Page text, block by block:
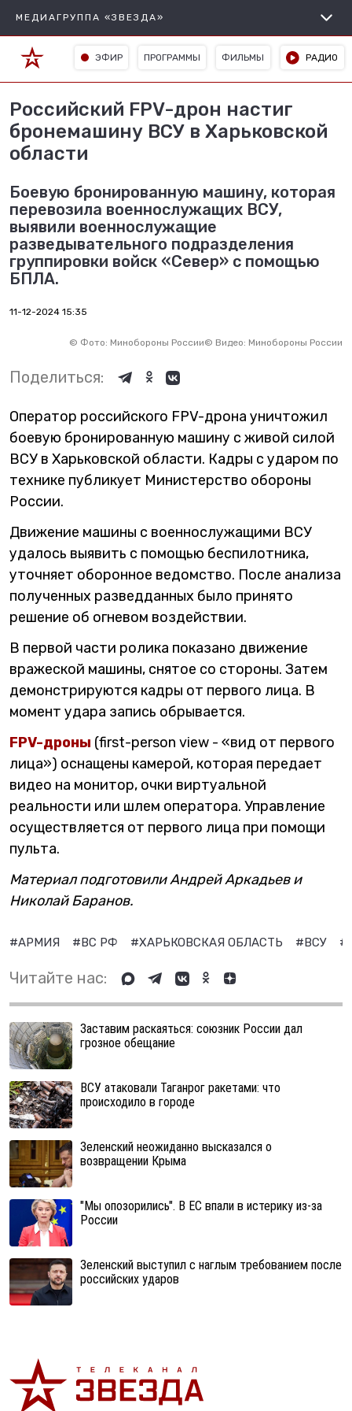
МЕДИАГРУППА «ЗВЕЗДА»
ЭФИР ПРОГРАММЫ ФИЛЬМЫ РАДИО
Российский FPV-дрон настиг
бронемашину ВСУ в Харьковской
области
Боевую бронированную машину, которая
перевозила военнослужащих ВСУ,
выявили военнослужащие
разведывательного подразделения
группировки войск «Север» с помощью
БПЛА.
11-12-2024 15:35
© Фото: Минобороны России© Видео: Минобороны России
Поделиться:
Оператор российского FPV-дрона уничтожил
боевую бронированную машину с живой силой
ВСУ в Харьковской области. Кадры с ударом по
технике публикует Министерство обороны
России.
Движение машины с военнослужащими ВСУ
удалось выявить с помощью беспилотника,
уточняет оборонное ведомство. После анализа
полученных разведданных было принято
решение об огневом воздействии.
В первой части ролика показано движение
вражеской машины, снятое со стороны. Затем
демонстрируются кадры от первого лица. В
момент удара запись обрывается.
FPV-дроны (first-person view - «вид от первого
лица») оснащены камерой, которая передает
видео на монитор, очки виртуальной
реальности или шлем оператора. Управление
осуществляется от первого лица при помощи
пульта.
Материал подготовили Андрей Аркадьев и
Николай Баранов.
#АРМИЯ #ВС РФ #ХАРЬКОВСКАЯ ОБЛАСТЬ #ВСУ
Читайте нас:
Заставим раскаяться: союзник России дал
грозное обещание
ВСУ атаковали Таганрог ракетами: что
происходило в городе
Зеленский неожиданно высказался о
возвращении Крыма
"Мы опозорились". В ЕС впали в истерику из-за
России
Зеленский выступил с наглым требованием после
российских ударов